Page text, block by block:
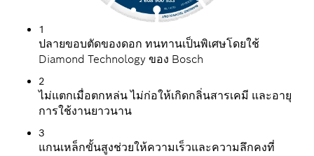
1
ปลายขอบตัดของดอก ทนทานเป็นพิเศษโดยใช้
Diamond Technology ของ Bosch
2
ไม่แตกเมื่อตกหล่น ไม่ก่อให้เกิดกลิ่นสารเคมี และอายุ
การใช้งานยาวนาน
3
แกนเหล็กขั้นสูงช่วยให้ความเร็วและความลึกคงที่